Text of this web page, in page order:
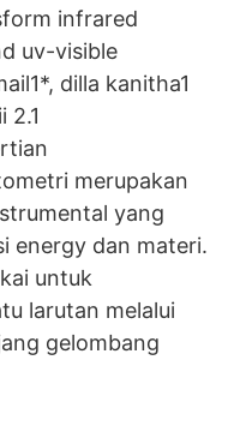
infrared
uv-visible
dilla kanitha1
2.1
merupakan
yang
energy dan materi.
untuk
larutan melalui
gelombang